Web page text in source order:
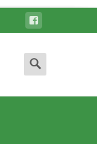
Search
for: